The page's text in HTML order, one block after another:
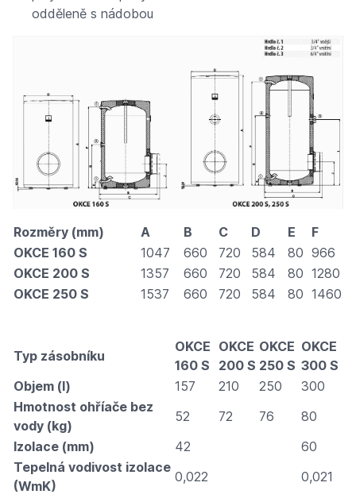
odděleně s nádobou
Rozměry (mm) A B C D E
F
OKCE 160 S
1047 660 720 584 80 966
OKCE 200 S
1357 660 720 584 80 1280
OKCE 250 S
1537 660 720 584 80 1460
Typ zásobníku
OKCE
160 S
OKCE
200 S
OKCE
250 S
OKCE
300 S
Objem (l)
157 210 250
300
Hmotnost ohříače bez
vody (kg)
52 72 76
80
Izolace (mm)
42
60
Tepelná vodivost izolace
(WmK)
0,022
0,021